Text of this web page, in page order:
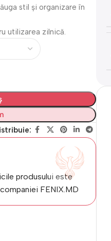
stil și organizare în
utilizarea zilnică.
produsului este
FENIX.MD